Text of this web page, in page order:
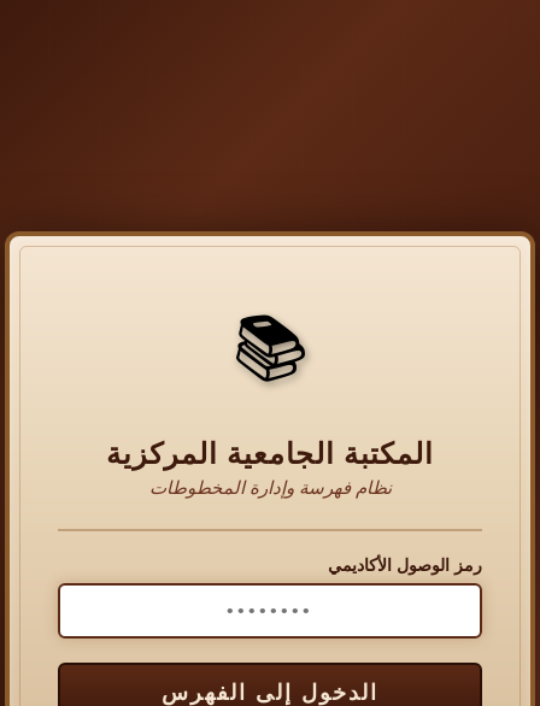
📚
المكتبة الجامعية المركزية
نظام فهرسة وإدارة المخطوطات
رمز الوصول الأكاديمي
الدخول إلى الفهرس